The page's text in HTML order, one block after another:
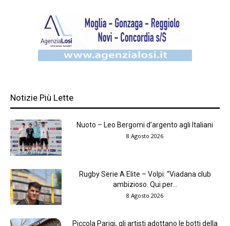
Notizie Più Lette
Nuoto – Leo Bergomi d’argento agli Italiani
8 Agosto 2026
Rugby Serie A Elite – Volpi: “Viadana club
ambizioso. Qui per...
8 Agosto 2026
Piccola Parigi, gli artisti adottano le botti della